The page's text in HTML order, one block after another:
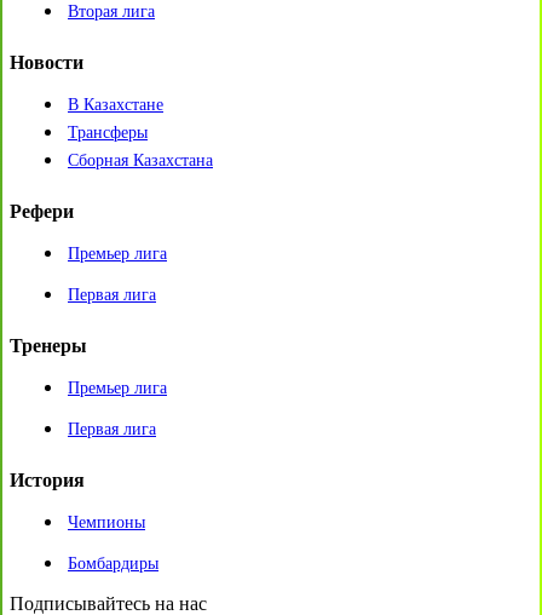
Вторая лига
Новости
В Казахстане
Трансферы
Сборная Казахстана
Рефери
Премьер лига
Первая лига
Тренеры
Премьер лига
Первая лига
История
Чемпионы
Бомбардиры
Подписывайтесь на нас